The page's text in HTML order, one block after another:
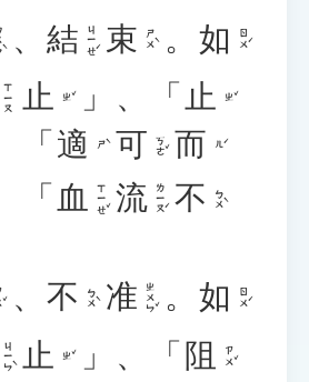
ˋ 、 結 ㄐㄧㄝˊ 束 ㄕㄨˋ 。 如 ㄖㄨˊ
ㄒㄧㄡ 止 ㄓˇ 」、「 止 ㄓˇ
「 適 ㄕˋ 可 ㄎㄜˇ 而 ㄦˊ
「 血 ㄒㄧㄝˇ 流 ㄌㄧㄡˊ 不 ㄅㄨˋ
ˇ 、 不 ㄅㄨˋ 准 ㄓㄨㄣˇ 。 如 ㄖㄨˊ
ㄐㄧㄣˋ 止 ㄓˇ 」、「 阻 ㄗㄨˇ